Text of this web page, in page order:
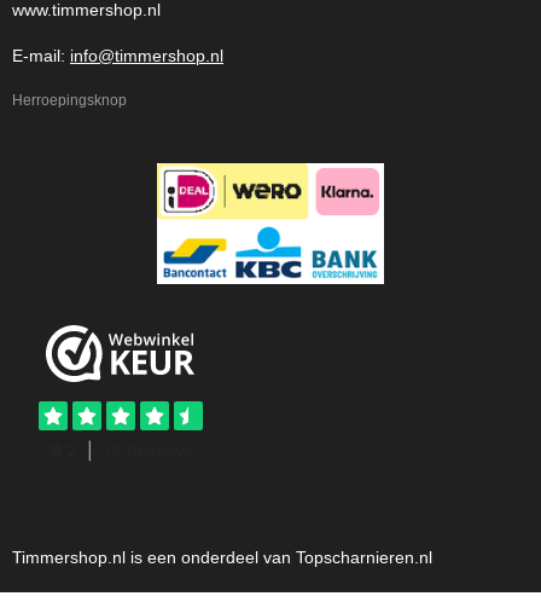
www.timmershop.nl
E-mail: info@timmershop.nl
Herroepingsknop
Timmershop.nl is een onderdeel van Topscharnieren.nl